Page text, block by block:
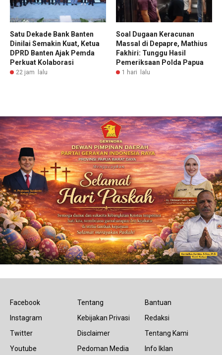
Satu Dekade Bank Banten
Dinilai Semakin Kuat, Ketua
DPRD Banten Ajak Pemda
Perkuat Kolaborasi
22 jam lalu
Soal Dugaan Keracunan
Massal di Depapre, Mathius
Fakhiri: Tunggu Hasil
Pemeriksaan Polda Papua
1 hari lalu
Facebook
Instagram
Twitter
Youtube
Tentang
Kebijakan Privasi
Disclaimer
Pedoman Media
Bantuan
Redaksi
Tentang Kami
Info Iklan